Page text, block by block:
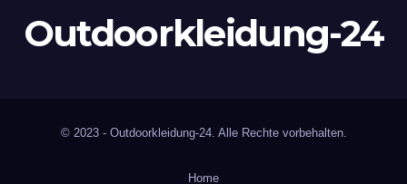
Outdoorkleidung-24
© 2023 - Outdoorkleidung-24. Alle Rechte vorbehalten.
Home